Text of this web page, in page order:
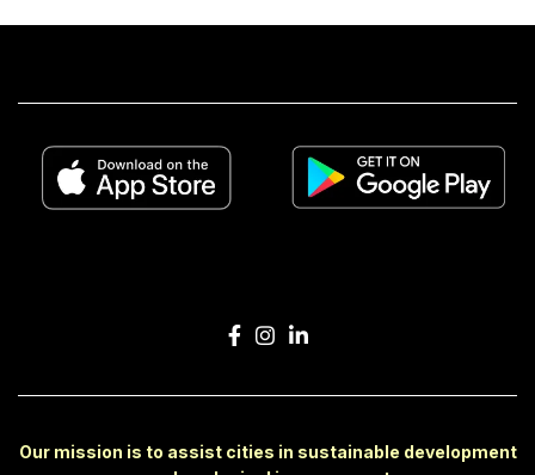
Our mission is to assist cities in sustainable development